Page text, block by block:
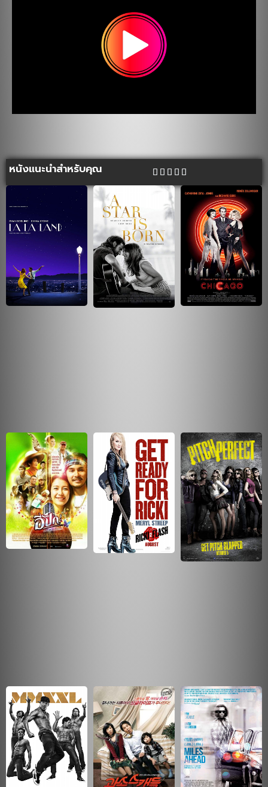
หนังแนะนำสำหรับคุณ     